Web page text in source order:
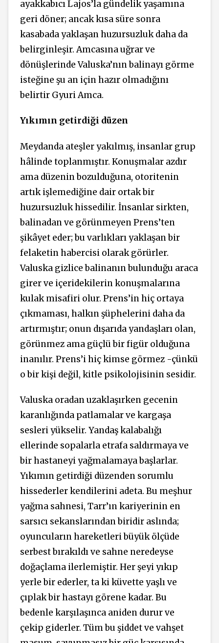
ayakkabıcı Lajos’la gündelik yaşamına
geri döner; ancak kısa süre sonra
kasabada yaklaşan huzursuzluk daha da
belirginleşir. Amcasına uğrar ve
dönüşlerinde Valuska’nın balinayı görme
isteğine şu an için hazır olmadığını
belirtir Gyuri Amca.
Yıkımın getirdiği düzen
Meydanda ateşler yakılmış, insanlar grup
hâlinde toplanmıştır. Konuşmalar azdır
ama düzenin bozulduğuna, otoritenin
artık işlemediğine dair ortak bir
huzursuzluk hissedilir. İnsanlar sirkten,
balinadan ve görünmeyen Prens’ten
şikâyet eder; bu varlıkları yaklaşan bir
felaketin habercisi olarak görürler.
Valuska gizlice balinanın bulunduğu araca
girer ve içeridekilerin konuşmalarına
kulak misafiri olur. Prens’in hiç ortaya
çıkmaması, halkın şüphelerini daha da
artırmıştır; onun dışarıda yandaşları olan,
görünmez ama güçlü bir figür olduğuna
inanılır. Prens’i hiç kimse görmez -çünkü
o bir kişi değil, kitle psikolojisinin sesidir.
Valuska oradan uzaklaşırken gecenin
karanlığında patlamalar ve kargaşa
sesleri yükselir. Yandaş kalabalığı
ellerinde sopalarla etrafa saldırmaya ve
bir hastaneyi yağmalamaya başlarlar.
Yıkımın getirdiği düzenden sorumlu
hissederler kendilerini adeta. Bu meşhur
yağma sahnesi, Tarr’ın kariyerinin en
sarsıcı sekanslarından biridir aslında;
oyuncuların hareketleri büyük ölçüde
serbest bırakıldı ve sahne neredeyse
doğaçlama ilerlemiştir. Her şeyi yıkıp
yerle bir ederler, ta ki küvette yaşlı ve
çıplak bir hastayı görene kadar. Bu
bedenle karşılaşınca aniden durur ve
çekip giderler. Tüm bu şiddet ve vahşet